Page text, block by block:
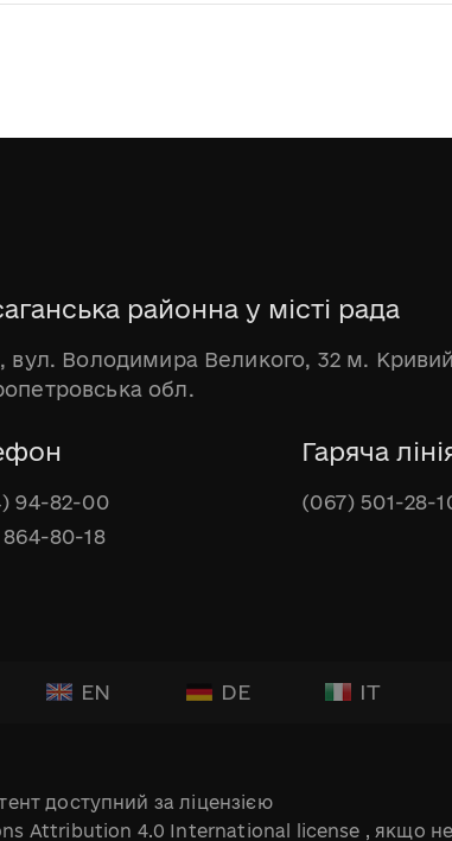
районна у місті рада
вул. Володимира Великого, 32 м. Кривий
обл.
94-82-00
80-18
Гаряча
(067) 501-28-
EN DE IT
доступний за ліцензією
Attribution 4.0 International license , якщо